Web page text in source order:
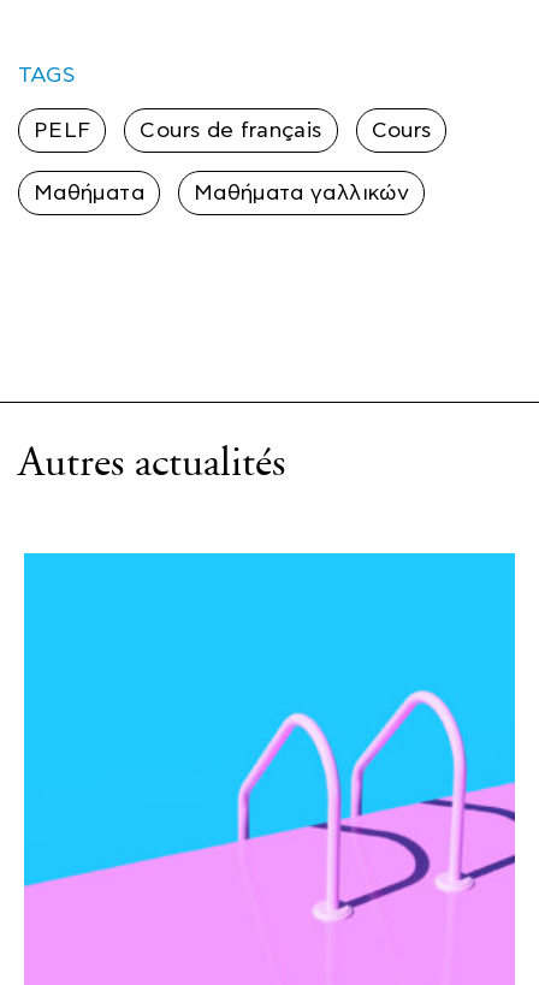
TAGS
PELF Cours de français Cours
Μαθήματα Μαθήματα γαλλικών
Autres actualités